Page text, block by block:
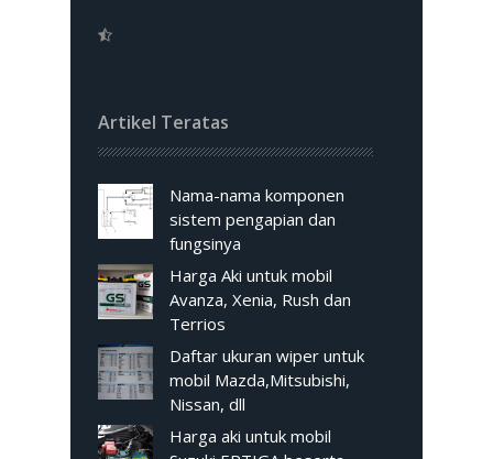
Artikel Teratas
Nama-nama komponen
sistem pengapian dan
fungsinya
Harga Aki untuk mobil
Avanza, Xenia, Rush dan
Terrios
Daftar ukuran wiper untuk
mobil Mazda,Mitsubishi,
Nissan, dll
Harga aki untuk mobil